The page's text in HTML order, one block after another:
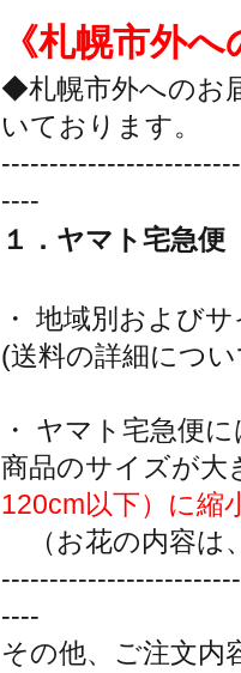
《札幌市外
◆札幌市外へのお
いております。
----
１．ヤマト宅急便
・ 地域別および
(送料の詳細につ
・ ヤマト宅急便
商品のサイズが大
120cm以下）に縮
（お花の内容は
----
その他、ご注文内